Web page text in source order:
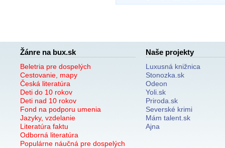
Žánre na bux.sk
Beletria pre dospelých
Cestovanie, mapy
Česká literatúra
Deti do 10 rokov
Deti nad 10 rokov
Fond na podporu umenia
Jazyky, vzdelanie
Literatúra faktu
Odborná literatúra
Populárne náučná pre dospelých
Naše projekty
Luxusná knižnica
Stonozka.sk
Odeon
Yoli.sk
Priroda.sk
Severské krimi
Mám talent.sk
Ajna